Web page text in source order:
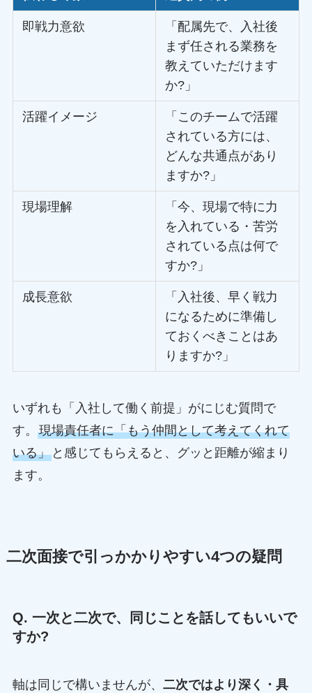
即戦力意欲
「配属先で、入社後
まず任される業務を
教えていただけます
か?」
活躍イメージ
「このチームで活躍
されている方には、
どんな共通点があり
ますか?」
現場理解
「今、現場で特に力
を入れている・苦労
されている点は何で
すか?」
成長意欲
「入社後、早く戦力
になるために準備し
ておくべきことはあ
りますか?」
いずれも「入社して働く前提」がにじむ質問で
す。 現場責任者に「もう仲間として考えてくれて
いる」と感じてもらえると、グッと距離が縮まり
ます。
二次面接で引っかかりやすい4つの疑問
Q. 一次と二次で、同じことを話してもいいで
すか?
軸は同じで構いませんが、 二次ではより深く・具